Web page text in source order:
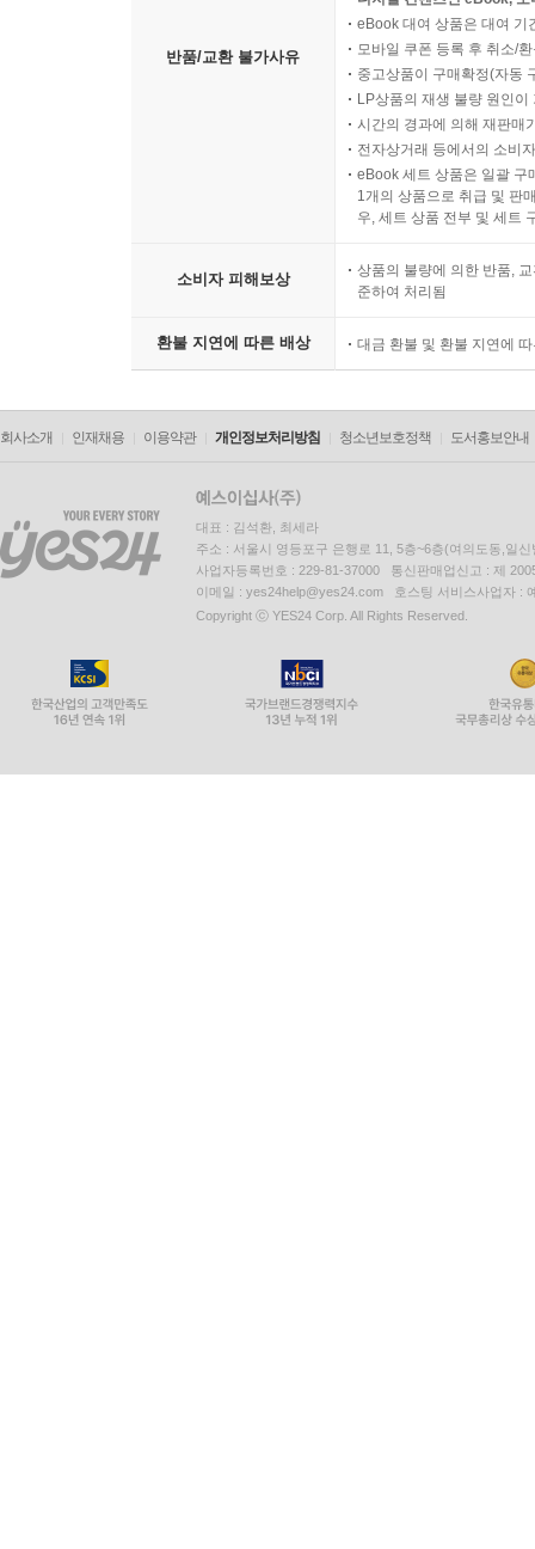
반품/교환 불가사유
eBook 대여 상품은 대여 기
모바일 쿠폰 등록 후 취소/
중고상품이 구매확정(자동
LP상품의 재생 불량 원인
시간의 경과에 의해 재판매
전자상거래 등에서의 소비
eBook 세트 상품은 일괄 구
1개의 상품으로 취급 및 판
우, 세트 상품 전부 및 세트
소비자 피해보상
상품의 불량에 의한 반품,
준하여 처리됨
환불 지연에 따른 배상 대금 환불 및 환불 지연에
회사소개 인재채용 이용약관 개인정보처리방침 청소년보호정책 도서홍보안내
대표 : 김석환, 최세라
주소 : 서울시 영등포구 은행로 11, 5층~6층(여의도동,일신
사업자등록번호 : 229-81-37000 통신판매업신고 : 제
이메일 : yes24help@yes24.com 호스팅 서비스사업자 :
Copyright ⓒ YES24 Corp. All Rights Reserved.